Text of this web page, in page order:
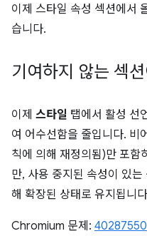
이제 스타일 속성 섹션에서
습니다.
기여하지 않는 섹
이제 스타일 탭에서 활성 선
여 어수선함을 줄입니다. 비
칙에 의해 재정의됨)만 포함
만, 사용 중지된 속성이 있
해 확장된 상태로 유지됩니
Chromium 문제: 40287550